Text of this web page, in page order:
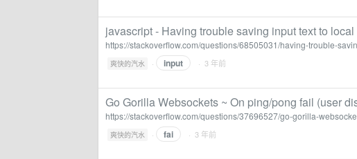
javascript - Having trouble saving input text to
https://stackoverflow.com/questions/68505031/having-trouble-
爽快的汽水 · input · 3 年前
Go Gorilla Websockets ~ On ping/pong fail (user
https://stackoverflow.com/questions/37696527/go-gorilla-
爽快的汽水 · fai · 3 年前